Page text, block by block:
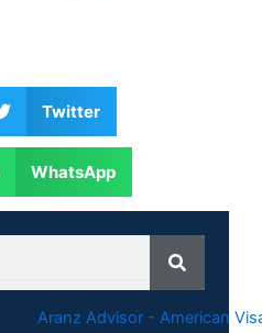
Twitter
WhatsApp